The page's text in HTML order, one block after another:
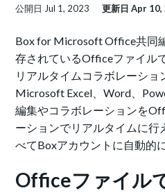
公開日 Jul 1, 2023 更新日Apr 10,
Box for Microsoft Office共同
存されているOfficeファイル
リアルタイムコラボレーショ
Microsoft Excel、Word、
編集やコラボレーションを
ーションでリアルタイムに行
べてBoxアカウントに自動的
Officeファイル